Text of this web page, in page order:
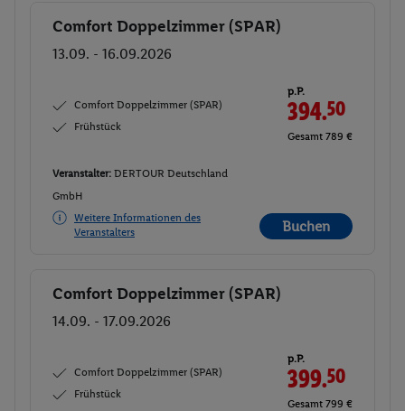
Buchen
Comfort Doppelzimmer (SPAR)
13.09. - 16.09.2026
Comfort Doppelzimmer (SPAR)
Frühstück
p.P.
394.50
Gesamt 789 €
Veranstalter: DERTOUR Deutschland
GmbH
Weitere Informationen des
Veranstalters
Buchen
Buchen
Comfort Doppelzimmer (SPAR)
14.09. - 17.09.2026
Comfort Doppelzimmer (SPAR)
Frühstück
p.P.
399.50
Gesamt 799 €